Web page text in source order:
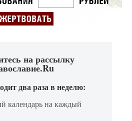
на рассылку
два раза в неделю:
календарь на каждый